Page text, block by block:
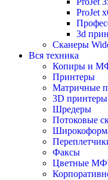
ProJet
3d
Сканеры
Вся техника
Копиры и
Принтеры
Матричные
3D принтеры
Шредеры
Потоковые
Факсы
Цветные